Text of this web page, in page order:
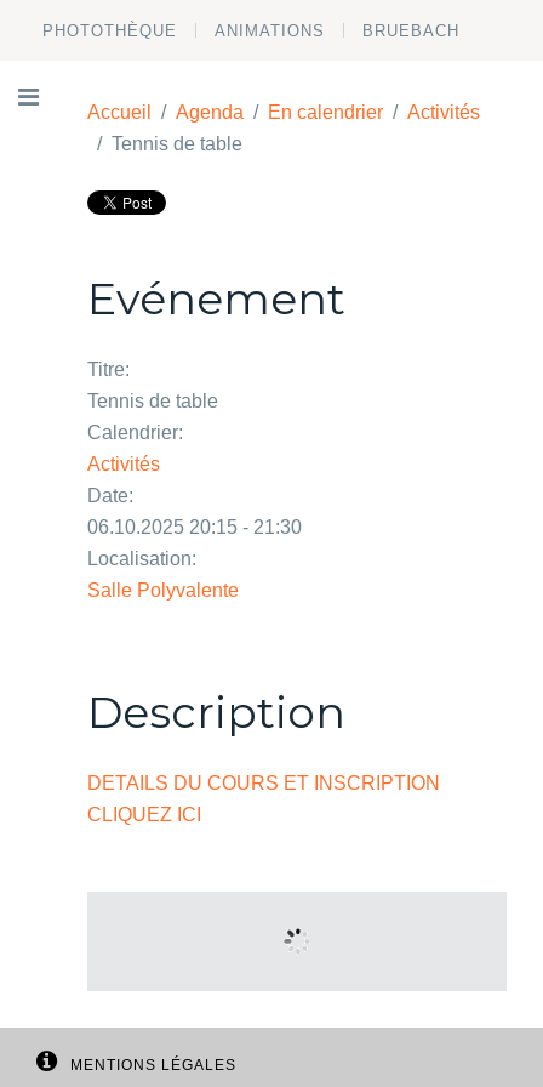
PHOTOTHÈQUE ANIMATIONS BRUEBACH
Accueil Agenda En calendrier
Activités
Tennis de table
Evénement
Titre:
Tennis de table
Calendrier:
Activités
Date:
06.10.2025 20:15 - 21:30
Localisation:
Salle Polyvalente
Description
DETAILS DU COURS ET INSCRIPTION
CLIQUEZ ICI
MENTIONS LÉGALES